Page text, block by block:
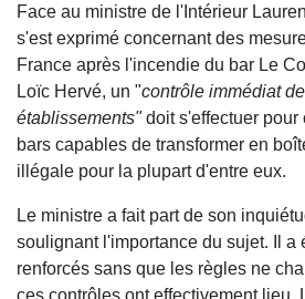
Face au ministre de l'Intérieur
s'est exprimé concernant des
France après l'incendie du bar Le
Loïc Hervé, un "contrôle immédiat
établissements"doit s'effectuer pour
bars capables de transformer en
illégale pour la plupart d'entre eux.
Le ministre a fait part de son
soulignant l'importance du sujet. Il a
renforcés sans que les règles ne